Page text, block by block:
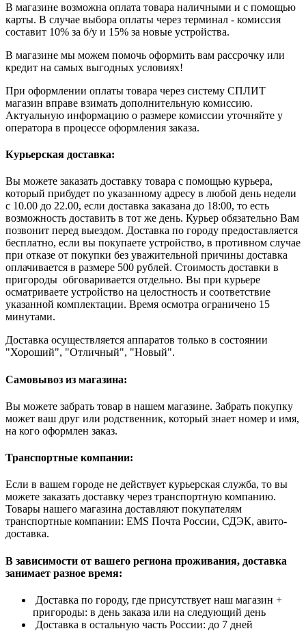
В магазине возможна оплата товара наличными и с помощью
карты. В случае выбора оплаты через терминал - комиссия
составит 10% за б/у и 15% за новые устройства.
В магазине мы можем помочь оформить вам рассрочку или
кредит на самых выгодных условиях!
При оформлении оплаты товара через систему СПЛИТ
магазин вправе взимать дополнительную комиссию.
Актуальную информацию о размере комиссии уточняйте у
оператора в процессе оформления заказа.
Курьерская доставка:
Вы можете заказать доставку товара с помощью курьера,
который прибудет по указанному адресу в любой день недели
с 10.00 до 22.00, если доставка заказана до 18:00, то есть
возможность доставить в тот же день. Курьер обязательно Вам
позвонит перед выездом. Доставка по городу предоставляется
бесплатно, если вы покупаете устройство, в противном случае
при отказе от покупки без уважительной причины доставка
оплачивается в размере 500 рублей. Стоимость доставки в
пригороды обговаривается отдельно. Вы при курьере
осматриваете устройство на целостность и соответствие
указанной комплектации. Время осмотра ограничено 15
минутами.
Доставка осуществляется аппаратов только в состоянии
"Хороший", "Отличный", "Новый".
Самовывоз из магазина:
Вы можете забрать товар в нашем магазине. Забрать покупку
может ваш друг или родственник, который знает номер и имя,
на кого оформлен заказ.
Транспортные компании:
Если в вашем городе не действует курьерская служба, то вы
можете заказать доставку через транспортную компанию.
Товары нашего магазина доставляют покупателям
транспортные компании: EMS Почта России, СДЭК, авито-
доставка.
В зависимости от вашего региона проживания, доставка
занимает разное время:
Доставка по городу, где присутствует наш магазин +
пригороды: в день заказа или на следующий день
Доставка в остальную часть России: до 7 дней